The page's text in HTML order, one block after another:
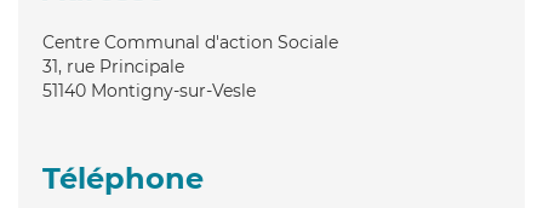
Centre Communal d'action Sociale
31, rue Principale
51140 Montigny-sur-Vesle
Téléphone